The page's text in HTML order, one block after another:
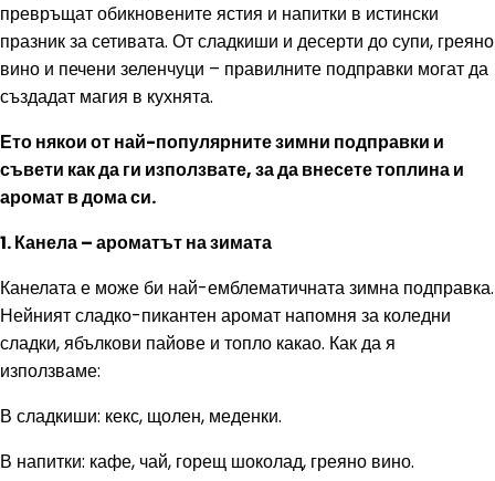
превръщат обикновените ястия и напитки в истински
празник за сетивата. От сладкиши и десерти до супи, греяно
вино и печени зеленчуци – правилните подправки могат да
създадат магия в кухнята.
Ето някои от най-популярните зимни подправки и
съвети как да ги използвате, за да внесете топлина и
аромат в дома си.
1. Канела – ароматът на зимата
Канелата е може би най-емблематичната зимна подправка.
Нейният сладко-пикантен аромат напомня за коледни
сладки, ябълкови пайове и топло какао. Как да я
използваме:
В сладкиши: кекс, щолен, меденки.
В напитки: кафе, чай, горещ шоколад, греяно вино.